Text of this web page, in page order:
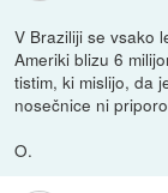
V Braziliji se vsako
Ameriki blizu 6
tistim, ki mislijo, da
nosečnice ni
O.